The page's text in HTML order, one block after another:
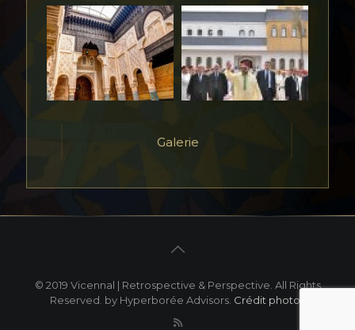
Galerie
© 2019 Vicennal | Retrospective & Perspective. All Rights
Reserved. by Hyperborée Advisors. Crédit photos